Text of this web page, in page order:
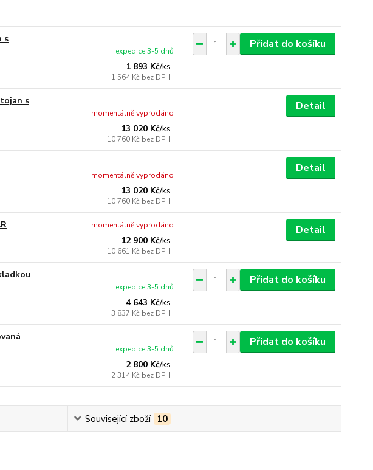
s
1 893 Kč/ks
1 564 Kč bez DPH
expedice 3-5 dnů
Přidat do košíku
s
13 020 Kč/ks
10 760 Kč bez DPH
momentálně vyprodáno
Detail
13 020 Kč/ks
10 760 Kč bez DPH
momentálně vyprodáno
Detail
12 900 Kč/ks
10 661 Kč bez DPH
momentálně vyprodáno Detail
4 643 Kč/ks
3 837 Kč bez DPH
expedice 3-5 dnů
Přidat do košíku
2 800 Kč/ks
2 314 Kč bez DPH
expedice 3-5 dnů
Přidat do košíku
Související zboží 10